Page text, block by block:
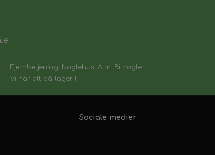
Fjernbetjening, Nøglehus, Alm. Bilnøgle
Vi har alt på lager !
Sociale medier